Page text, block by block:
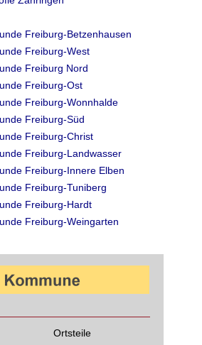
Freiburg-Betzenhausen
Freiburg-West
Freiburg Nord
Freiburg-Ost
Freiburg-Wonnhalde
Freiburg-Süd
Freiburg-Christ
Freiburg-Landwasser
Freiburg-Innere Elben
Freiburg-Tuniberg
Freiburg-Hardt
Freiburg-Weingarten
Ortsteile